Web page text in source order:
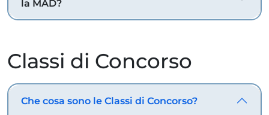
la MAD?
Classi di Concorso
Che cosa sono le Classi di Concorso?